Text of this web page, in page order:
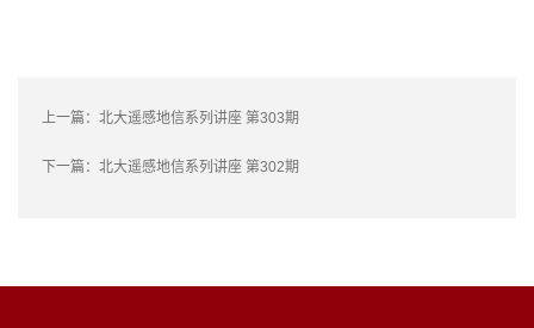
上一篇： 北大遥感地信系列讲座 第303期
下一篇： 北大遥感地信系列讲座 第302期